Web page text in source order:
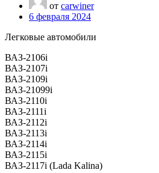
от carwiner
6 февраля 2024
Легковые автомобили
ВАЗ-2106i
ВАЗ-2107i
ВАЗ-2109i
ВАЗ-21099i
ВАЗ-2110i
ВАЗ-2111i
ВАЗ-2112i
ВАЗ-2113i
ВАЗ-2114i
ВАЗ-2115i
ВАЗ-2117i (Lada Kalina)